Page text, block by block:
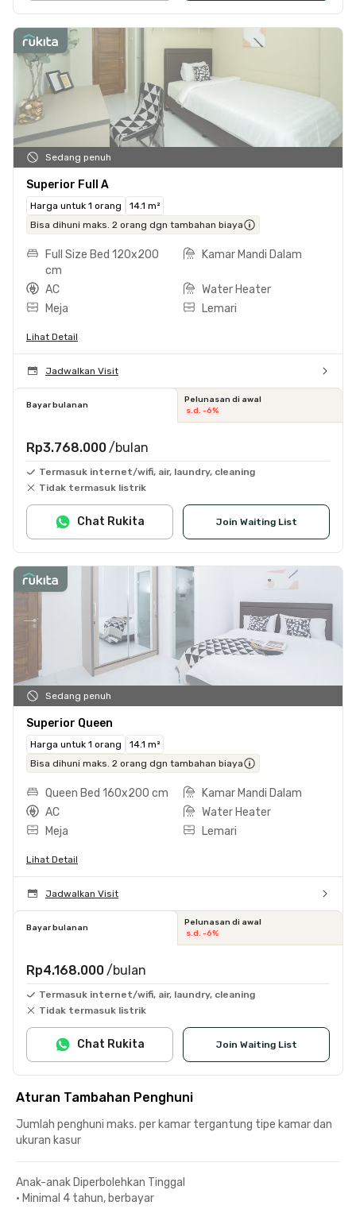
Sedang penuh
Superior Full A
Harga untuk 1 orang
14.1 m²
Bisa dihuni maks. 2 orang dgn tambahan biaya
Full Size Bed 120x200
cm
Kamar Mandi Dalam
AC
Water Heater
Meja
Lemari
Lihat Detail
Jadwalkan Visit
Bayar bulanan
Pelunasan di awal
s.d. -6%
Rp3.768.000 /bulan
Termasuk internet/wifi, air, laundry, cleaning
Tidak termasuk listrik
Join Waiting List
Chat Rukita
Sedang penuh
Superior Queen
Harga untuk 1 orang
14.1 m²
Bisa dihuni maks. 2 orang dgn tambahan biaya
Queen Bed 160x200 cm
Kamar Mandi Dalam
AC
Water Heater
Meja
Lemari
Lihat Detail
Jadwalkan Visit
Bayar bulanan
Pelunasan di awal
s.d. -6%
Rp4.168.000 /bulan
Termasuk internet/wifi, air, laundry, cleaning
Tidak termasuk listrik
Join Waiting List
Chat Rukita
Aturan Tambahan Penghuni
Jumlah penghuni maks. per kamar tergantung tipe kamar dan
ukuran kasur
Anak-anak Diperbolehkan Tinggal
• Minimal 4 tahun, berbayar